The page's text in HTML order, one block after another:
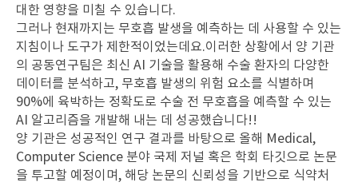
대한 영향을 미칠 수 있습니다.
그러나 현재까지는 무호흡 발생을 예측하는 데 사용할 수 있는
지침이나 도구가 제한적이었는데요.이러한 상황에서 양 기관
의 공동연구팀은 최신 AI 기술을 활용해 수술 환자의 다양한
데이터를 분석하고, 무호흡 발생의 위험 요소를 식별하며
90%에 육박하는 정확도로 수술 전 무호흡을 예측할 수 있는
AI 알고리즘을 개발해 내는 데 성공했습니다!!
양 기관은 성공적인 연구 결과를 바탕으로 올해 Medical,
Computer Science 분야 국제 저널 혹은 학회 타깃으로 논문
을 투고할 예정이며, 해당 논문의 신뢰성을 기반으로 식약처